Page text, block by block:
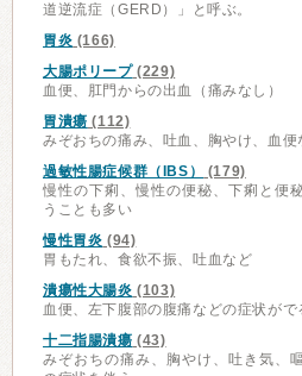
道逆流症（GERD）」と呼ぶ。
胃炎 (166)
大腸ポリープ(229)
血便、肛門からの出血（痛みなし）
胃潰瘍 (112)
みぞおちの痛み、吐血、胸やけ、血便
過敏性腸症候群（IBS）
(179)
慢性の下痢、慢性の便秘、下痢と便
うことも多い
慢性胃炎 (94)
胃もたれ、食欲不振、吐血など
潰瘍性大腸炎 (103)
血便、左下腹部の腹痛などの症状がで
十二指腸潰瘍 (43)
みぞおちの痛み、胸やけ、吐き気、